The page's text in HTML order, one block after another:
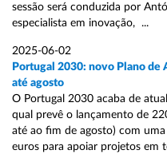
sessão será conduzida por
especialista em inovação, ...
2025-06-02
Portugal 2030: novo Plano de
até agosto
O Portugal 2030 acaba de
qual prevê o lançamento de
até ao fim de agosto) com
euros para apoiar projetos em